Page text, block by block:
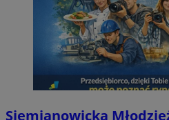
Siemianowicka